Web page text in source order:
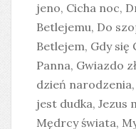
jeno, Cicha noc,
Betlejemu, Do
Betlejem, Gdy się
Panna, Gwiazdo
dzień
jest dudka, Jezus
Mędrcy świata,